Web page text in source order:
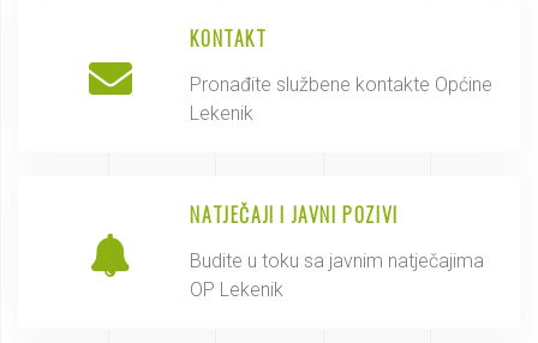
KONTAKT
Pronađite službene kontakte Općine
Lekenik
NATJEČAJI I JAVNI POZIVI
Budite u toku sa javnim natječajima
OP Lekenik